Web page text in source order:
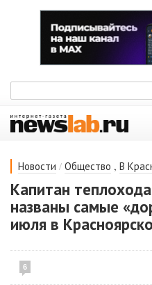
Новости / Общество , В
Капитан
названы самые
июля в
6